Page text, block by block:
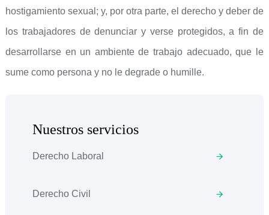
hostigamiento sexual; y, por otra parte, el derecho y deber de
los trabajadores de denunciar y verse protegidos, a fin de
desarrollarse en un ambiente de trabajo adecuado, que le
sume como persona y no le degrade o humille.
Nuestros servicios
Derecho Laboral
Derecho Civil